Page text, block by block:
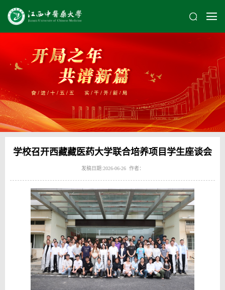
学校召开西藏藏医药大学联合培养项目学生座谈会
发稿日期:2026-06-26 作者：